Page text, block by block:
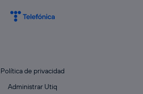
Política de privacidad
Administrar Utiq